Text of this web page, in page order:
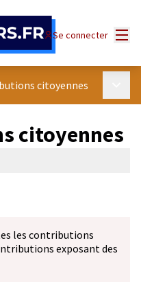
Se connecter
citoyennes
citoyennes
les contributions
exposant des